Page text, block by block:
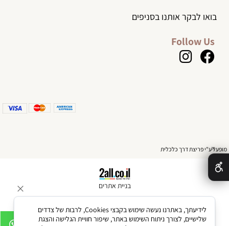
בואו לבקר אותנו בסניפים
Follow Us
מופעל ע"י פריצת דרך כלכלית
בניית אתרים
✕
לידיעתך, באתרנו נעשה שימוש בקבצי Cookies, לרבות של צדדים
שלישיים, לצורך ניתוח השימוש באתר, שיפור חוויית הגלישה והצגת